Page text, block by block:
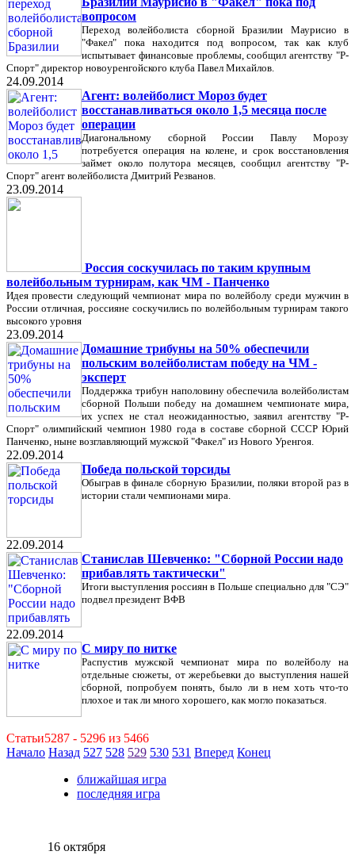
вопросом
Переход волейболиста сборной Бразилии Маурисио в
"Факел" пока находится под вопросом, так как клуб
испытывает финансовые проблемы, сообщил агентству "Р-
Спорт" директор новоуренгойского клуба Павел Михайлов.
24.09.2014
Агент: волейболист Мороз будет
восстанавливаться около 1,5 месяца после
операции
Диагональному сборной России Павлу Морозу
потребуется операция на колене, и срок восстановления
займет около полутора месяцев, сообщил агентству "Р-
Спорт" агент волейболиста Дмитрий Резванов.
23.09.2014
Россия соскучилась по таким крупным
волейбольным турнирам, как ЧМ - Панченко
Идея провести следующий чемпионат мира по волейболу среди мужчин в
России отличная, россияне соскучились по волейбольным турнирам такого
высокого уровня
23.09.2014
Домашние трибуны на 50% обеспечили
польским волейболистам победу на ЧМ -
эксперт
Поддержка трибун наполовину обеспечила волейболистам
сборной Польши победу на домашнем чемпионате мира,
их успех не стал неожиданностью, заявил агентству "Р-
Спорт" олимпийский чемпион 1980 года в составе сборной СССР Юрий
Панченко, ныне возглавляющий мужской "Факел" из Нового Уренгоя.
22.09.2014
Победа польской торсиды
Обыграв в финале сборную Бразилии, поляки второй раз в
истории стали чемпионами мира.
22.09.2014
Станислав Шевченко: "Сборной России надо
прибавлять тактически"
Итоги выступления россиян в Польше специально для "СЭ"
подвел президент ВФВ
22.09.2014
С миру по нитке
Распустив мужской чемпионат мира по волейболу на
отдельные сюжеты, от жеребьевки до выступления нашей
сборной, попробуем понять, было ли в нем хоть что-то
плохое и так ли много хорошего, как могло показаться.
Статьи5287 - 5296 из 5466
Начало Назад 527 528 529 530 531 Вперед Конец
ближайшая игра
последняя игра
16 октября